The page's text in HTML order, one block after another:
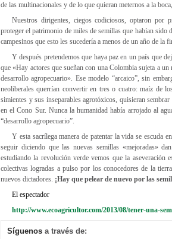
de las multinacionales y de lo que quieran meternos a la
Nuestros dirigentes, ciegos codiciosos, optaron por
proteger el patrimonio de miles de semillas que habían sido
campesinos que esto les sucedería a menos de un año de
Y después pretendemos que haya paz en un país que
que «Hay actores que sueñan con una Colombia sujeta a
desarrollo agropecuario». Ese modelo “arcaico”, sin
neoliberales querrían convertir en tres o cuatro: maíz de
simientes y sus inseparables agrotóxicos, quisieran
en el Cono Sur. Nunca la humanidad había arrojado al
“desarrollo agropecuario”.
Y esta sacrílega manera de patentar la vida se escuda
seguir diciendo que las nuevas semillas «mejoradas»
estudiando la revolución verde vemos que la aseveración
colectivas logradas a pulso por los conocedores de la
nuevos dictadores. ¡Hay que pelear de nuevo por las
El espectador
http://www.ecoagricultor.com/2013/08/tener-una-
Síguenos a través de: